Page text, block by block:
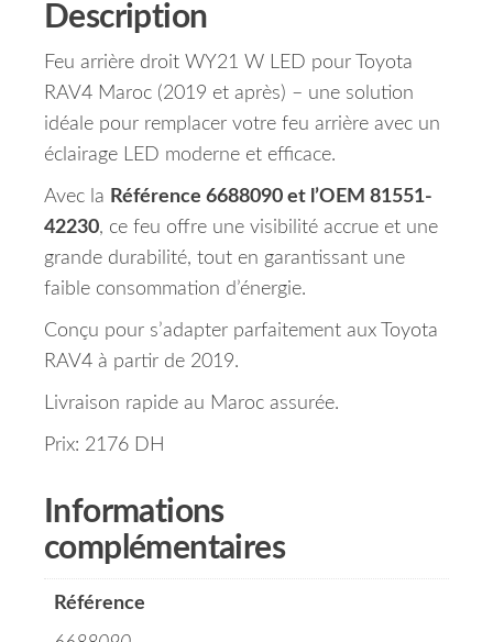
Description
Feu arrière droit WY21 W LED pour Toyota
RAV4 Maroc (2019 et après) – une solution
idéale pour remplacer votre feu arrière avec un
éclairage LED moderne et efficace.
Avec la Référence 6688090 et l’OEM 81551-
42230, ce feu offre une visibilité accrue et une
grande durabilité, tout en garantissant une
faible consommation d’énergie.
Conçu pour s’adapter parfaitement aux Toyota
RAV4 à partir de 2019.
Livraison rapide au Maroc assurée.
Prix: 2176 DH
Informations
complémentaires
Référence